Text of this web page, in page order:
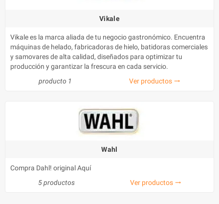
Vikale
Vikale es la marca aliada de tu negocio gastronómico. Encuentra
máquinas de helado, fabricadoras de hielo, batidoras comerciales
y samovares de alta calidad, diseñados para optimizar tu
producción y garantizar la frescura en cada servicio.
producto 1
Ver productos trending_flat
Wahl
Compra Dahl! original Aquí
5 productos
Ver productos trending_flat